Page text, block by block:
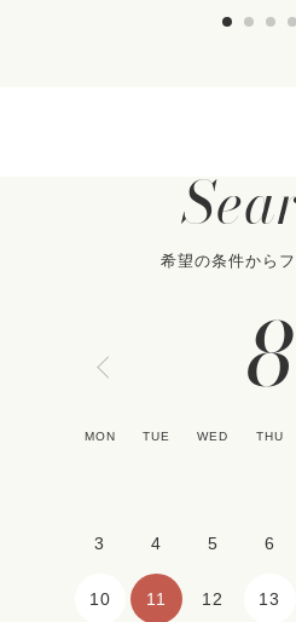
希望の条件から
8
MON TUE WED THU
3 4 5 6
10 11 12 13